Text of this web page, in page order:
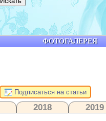
Подписаться на статьи
2018 2019
ФОТОГАЛЕРЕЯ